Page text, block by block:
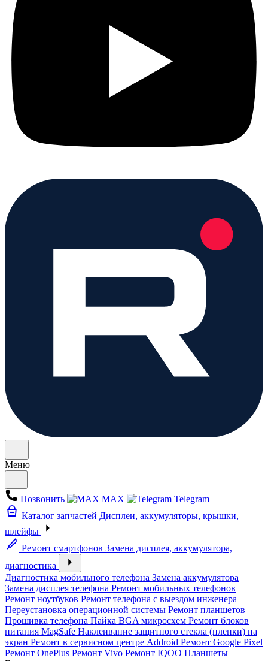
Меню
Позвонить MAX
Telegram
Каталог запчастей Дисплеи, аккумуляторы, крышки,
шлейфы
Ремонт смартфонов Замена дисплея, аккумулятора,
диагностика
Диагностика мобильного телефона Замена аккумулятора
Замена дисплея телефона Ремонт мобильных телефонов
Ремонт ноутбуков Ремонт телефона с выездом инженера
Переустановка операционной системы Ремонт планшетов
Прошивка телефона Пайка BGA микросхем Ремонт блоков
питания MagSafe Наклеивание защитного стекла (пленки) на
экран Ремонт в сервисном центре Addroid Ремонт Google Pixel
Ремонт OnePlus Ремонт Vivo Ремонт IQOO Планшеты